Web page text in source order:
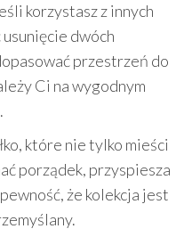
korzystasz z innych
dwóch
przestrzeń do
Ci na wygodnym
które nie tylko mieści
porządek, przyspiesza
że kolekcja jest